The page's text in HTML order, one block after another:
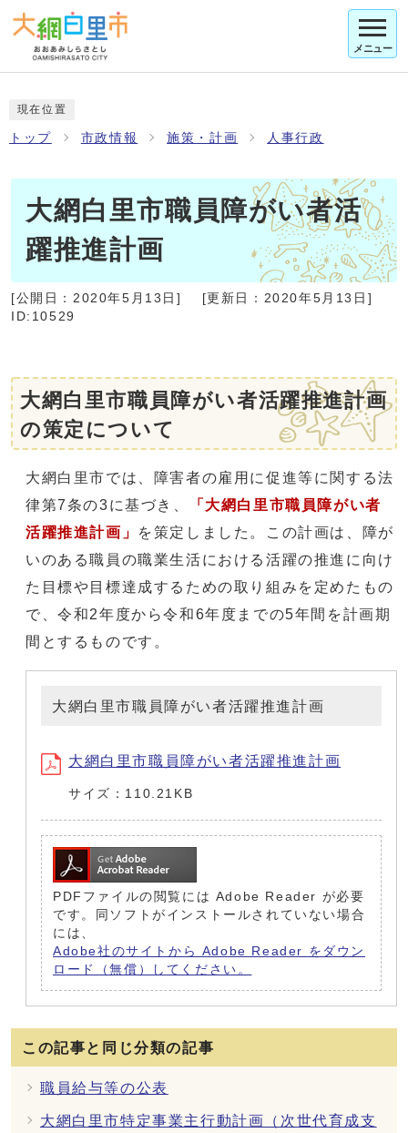
メニュー
現在位置
トップ 市政情報 施策・計画 人事行政
大網白里市職員障がい者活
躍推進計画
[公開日： 2020年5月13日 ] [更新日： 2020年5月13日 ]
ID:10529
大網白里市職員障がい者活躍推進計画
の策定について
大網白里市では、障害者の雇用に促進等に関する法
律第7条の3に基づき、
「大網白里市職員障がい者
活躍推進計画」
を策定しました。この計画は、障が
いのある職員の職業生活における活躍の推進に向け
た目標や目標達成するための取り組みを定めたもの
で、令和2年度から令和6年度までの5年間を計画期
間とするものです。
大網白里市職員障がい者活躍推進計画
大網白里市職員障がい者活躍推進計画
サイズ：110.21KB
PDFファイルの閲覧には Adobe Reader が必要
です。同ソフトがインストールされていない場合
には、
Adobe社のサイトから Adobe Reader をダウン
ロード（無償）してください。
この記事と同じ分類の記事
職員給与等の公表
大網白里市特定事業主行動計画（次世代育成支